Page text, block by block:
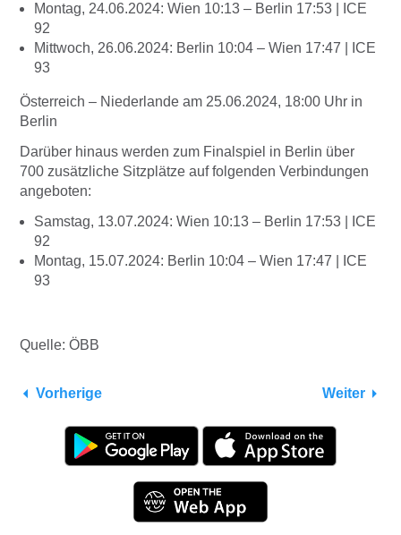
Montag, 24.06.2024: Wien 10:13 – Berlin 17:53 | ICE
92
Mittwoch, 26.06.2024: Berlin 10:04 – Wien 17:47 | ICE
93
Österreich – Niederlande am 25.06.2024, 18:00 Uhr in
Berlin
Darüber hinaus werden zum Finalspiel in Berlin über
700 zusätzliche Sitzplätze auf folgenden Verbindungen
angeboten:
Samstag, 13.07.2024: Wien 10:13 – Berlin 17:53 | ICE
92
Montag, 15.07.2024: Berlin 10:04 – Wien 17:47 | ICE
93
Quelle: ÖBB
Vorherige Weiter